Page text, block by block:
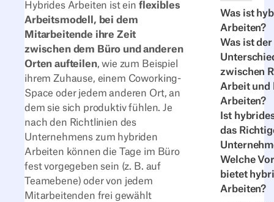
Was ist
Arbeiten?
Was ist der
zwischen
Arbeit und
Arbeiten?
Ist
das
Welche
bietet
Arbeiten?
Hybrides Arbeiten ist ein flexibles
Arbeitsmodell, bei dem
Mitarbeitende ihre Zeit
zwischen dem Büro und anderen
Orten aufteilen, wie zum Beispiel
ihrem Zuhause, einem Coworking-
Space oder jedem anderen Ort, an
dem sie sich produktiv fühlen. Je
nach den Richtlinien des
Unternehmens zum hybriden
Arbeiten können die Tage im Büro
fest vorgegeben sein (z. B. auf
Teamebene) oder von jedem
Mitarbeitenden frei gewählt